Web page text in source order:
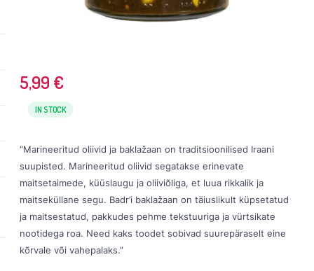
5,99 €
IN STOCK
“Marineeritud oliivid ja baklažaan on traditsioonilised Iraani
suupisted. Marineeritud oliivid segatakse erinevate
maitsetaimede, küüslaugu ja oliiviõliga, et luua rikkalik ja
maitseküllane segu. Badr’i baklažaan on täiuslikult küpsetatud
ja maitsestatud, pakkudes pehme tekstuuriga ja vürtsikate
nootidega roa. Need kaks toodet sobivad suurepäraselt eine
kõrvale või vahepalaks.”